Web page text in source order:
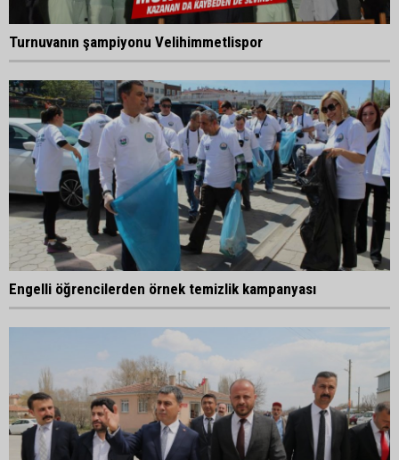
Turnuvanın şampiyonu Velihimmetlispor
Engelli öğrencilerden örnek temizlik kampanyası